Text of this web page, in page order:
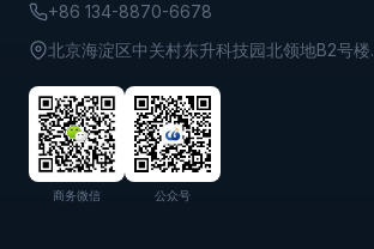
+86 134-8870-6678
北京海淀区中关村东升科技园北领地B2号楼.
商务微信 公众号